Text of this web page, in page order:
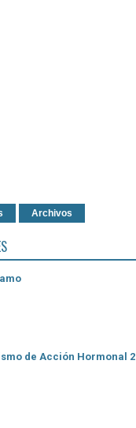
Archivos
de Acción Hormonal 2